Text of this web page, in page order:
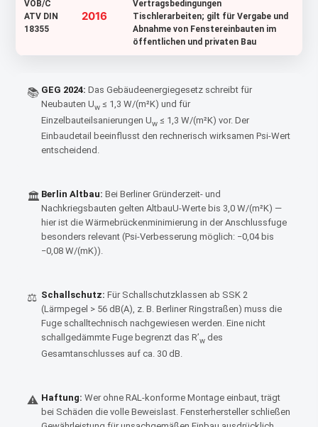
VOB/C
ATV DIN
18355
2016
Vertragsbedingungen
Tischlerarbeiten; gilt für Vergabe und
Abnahme von Fenstereinbauten im
öffentlichen und privaten Bau
📚 GEG 2024: Das Gebäudeenergiegesetz schreibt für
Neubauten Uw ≤ 1,3 W/(m²K) und für
Einzelbauteilsanierungen Uw ≤ 1,3 W/(m²K) vor. Der
Einbaudetail beeinflusst den rechnerisch wirksamen Psi-Wert
entscheidend.
🏛 Berlin Altbau: Bei Berliner Gründerzeit- und
Nachkriegsbauten gelten AltbauU-Werte bis 3,0 W/(m²K) —
hier ist die Wärmebrückenminimierung in der Anschlussfuge
besonders relevant (Psi-Verbesserung möglich: −0,04 bis
−0,08 W/(mK)).
⚖ Schallschutz: Für Schallschutzklassen ab SSK 2
(Lärmpegel > 56 dB(A), z. B. Berliner Ringstraßen) muss die
Fuge schalltechnisch nachgewiesen werden. Eine nicht
schallgedämmte Fuge begrenzt das R’w des
Gesamtanschlusses auf ca. 30 dB.
⚠ Haftung: Wer ohne RAL-konforme Montage einbaut, trägt
bei Schäden die volle Beweislast. Fensterhersteller schließen